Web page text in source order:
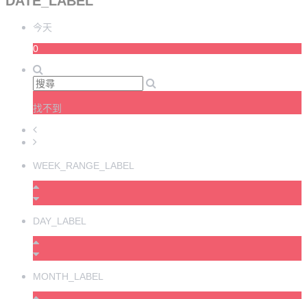
今天
0
找不到
WEEK_RANGE_LABEL
DAY_LABEL
MONTH_LABEL